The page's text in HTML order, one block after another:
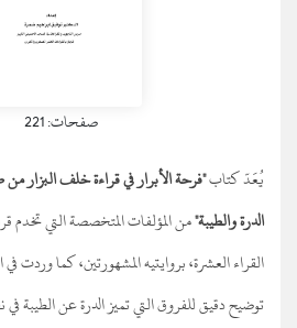
صفحات: 221
يُعَدّ كتاب"فرحة الأبرار في قراءة خلف البزار من
الدرة والطيبة"من المؤلفات المتخصصة التي تخدم
القراء العشرة، بروايتيه المشهورتين، كما وردت
توضيح دقيق للفروق التي تميز الدرة عن الطيبة في